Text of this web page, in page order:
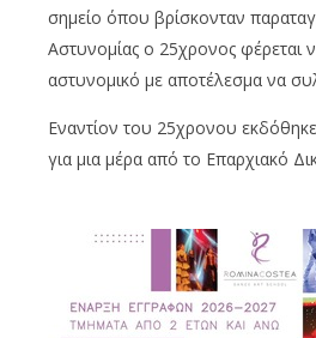
σημείο όπου βρίσκονταν
Αστυνομίας ο 25χρονος φέρεται
αστυνομικό με αποτέλεσμα να
Εναντίον του 25χρονου
για μια μέρα από το Επαρχιακό